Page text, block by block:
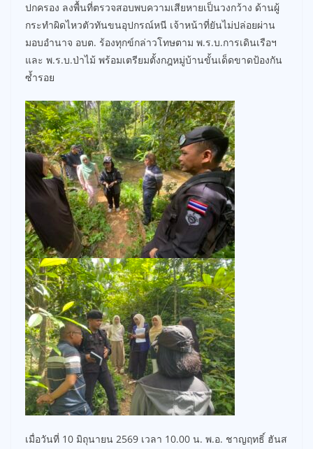
ปกครอง ลงพื้นที่ตรวจสอบพบความเสียหายเป็นวงกว้าง ด้านผู้
กระทำผิดไหวตัวทันขนอุปกรณ์หนี เจ้าหน้าที่ยันไม่ปล่อยผ่าน
มอบอำนาจ อบต. ร้องทุกข์กล่าวโทษตาม พ.ร.บ.การเดินเรือฯ
และ พ.ร.บ.ป่าไม้ พร้อมเตรียมตั้งกฎหมู่บ้านขั้นเด็ดขาดป้องกัน
ซ้ำรอย
เมื่อวันที่ 10 มิถุนายน 2569 เวลา 10.00 น. พ.อ. ชาญฤทธิ์ ฮันส